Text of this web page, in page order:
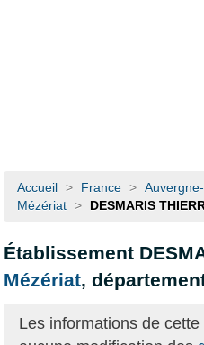
Accueil > France >
Mézériat > DESMARIS
Établissement
Mézériat,
Les informations de